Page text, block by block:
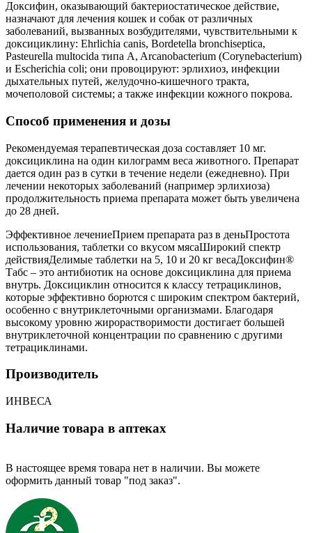
Доксифин, оказывающий бактериостатическое действие,
назначают для лечения кошек и собак от различных
заболеваний, вызванных возбудителями, чувствительными к
доксициклину: Ehrlichia canis, Bordetella bronchiseptica,
Pasteurella multocida типа A, Arcanobacterium (Corynebacterium)
и Escherichia coli; они провоцируют: эрлихиоз, инфекции
дыхательных путей, желудочно-кишечного тракта,
мочеполовой системы; а также инфекции кожного покрова.
Способ применения и дозы
Рекомендуемая терапевтическая доза составляет 10 мг.
доксициклина на один килограмм веса животного. Препарат
дается один раз в сутки в течение недели (ежедневно). При
лечении некоторых заболеваний (например эрлихиоза)
продолжительность приема препарата может быть увеличена
до 28 дней.
Эффективное лечениеПрием препарата раз в деньПростота
использования, таблетки со вкусом мясаШирокий спектр
действияДелимые таблетки на 5, 10 и 20 кг весаДоксифин®
Табс – это антибиотик на основе доксициклина для приема
внутрь. Доксициклин относится к классу тетрациклинов,
которые эффективно борются с широким спектром бактерий,
особенно с внутриклеточными организмами. Благодаря
высокому уровню жирорастворимости достигает большей
внутриклеточной концентрации по сравнению с другими
тетрациклинами.
Производитель
ИНВЕСА
Наличие товара в аптеках
В настоящее время товара нет в наличии. Вы можете
оформить данный товар "под заказ".